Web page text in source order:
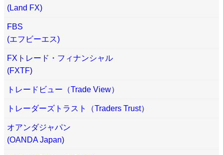
(Land FX)
FBS
(エフビーエス)
FXトレード・フィナンシャル
(FXTF)
トレードビュー（Trade View）
トレーダーズトラスト（Traders Trust）
オアンダジャパン
(OANDA Japan)